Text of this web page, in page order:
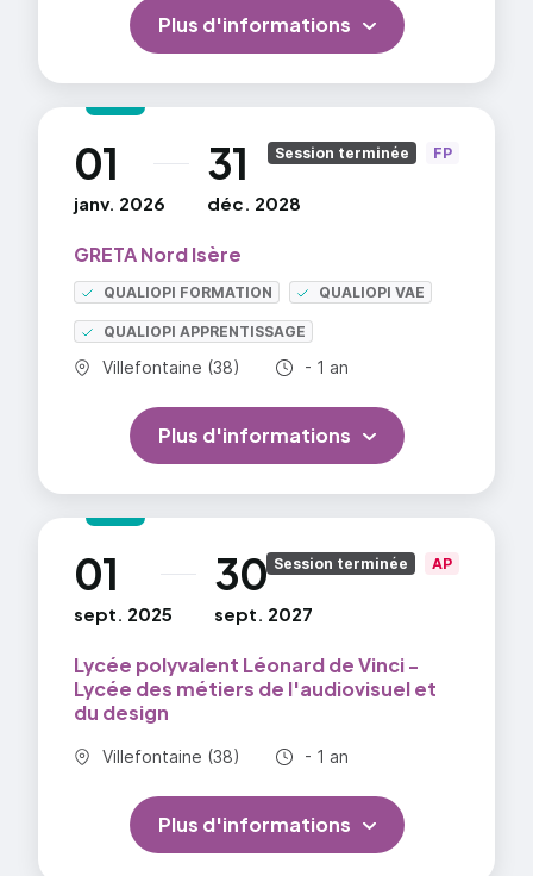
Plus d'informations
01
janv. 2026
au 31
déc. 2028
GRETA Nord Isère
QUALIOPI FORMATION QUALIOPI VAE
QUALIOPI APPRENTISSAGE
Commune :
Villefontaine (38) Durée totale :
- 1 an
Session terminée FP
Plus d'informations
01
sept. 2025
au 30
sept. 2027
Lycée polyvalent Léonard de Vinci -
Lycée des métiers de l'audiovisuel et
du design
Commune :
Villefontaine (38) Durée totale :
- 1 an
Session terminée AP
Plus d'informations